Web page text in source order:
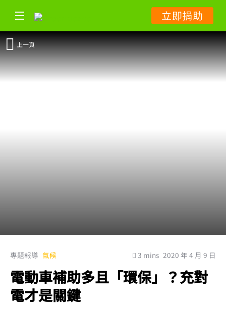
立即捐助
上一頁
專題報導 氣候 3 mins 2020 年 4 月 9 日
電動車補助多且「環保」？充對
電才是關鍵